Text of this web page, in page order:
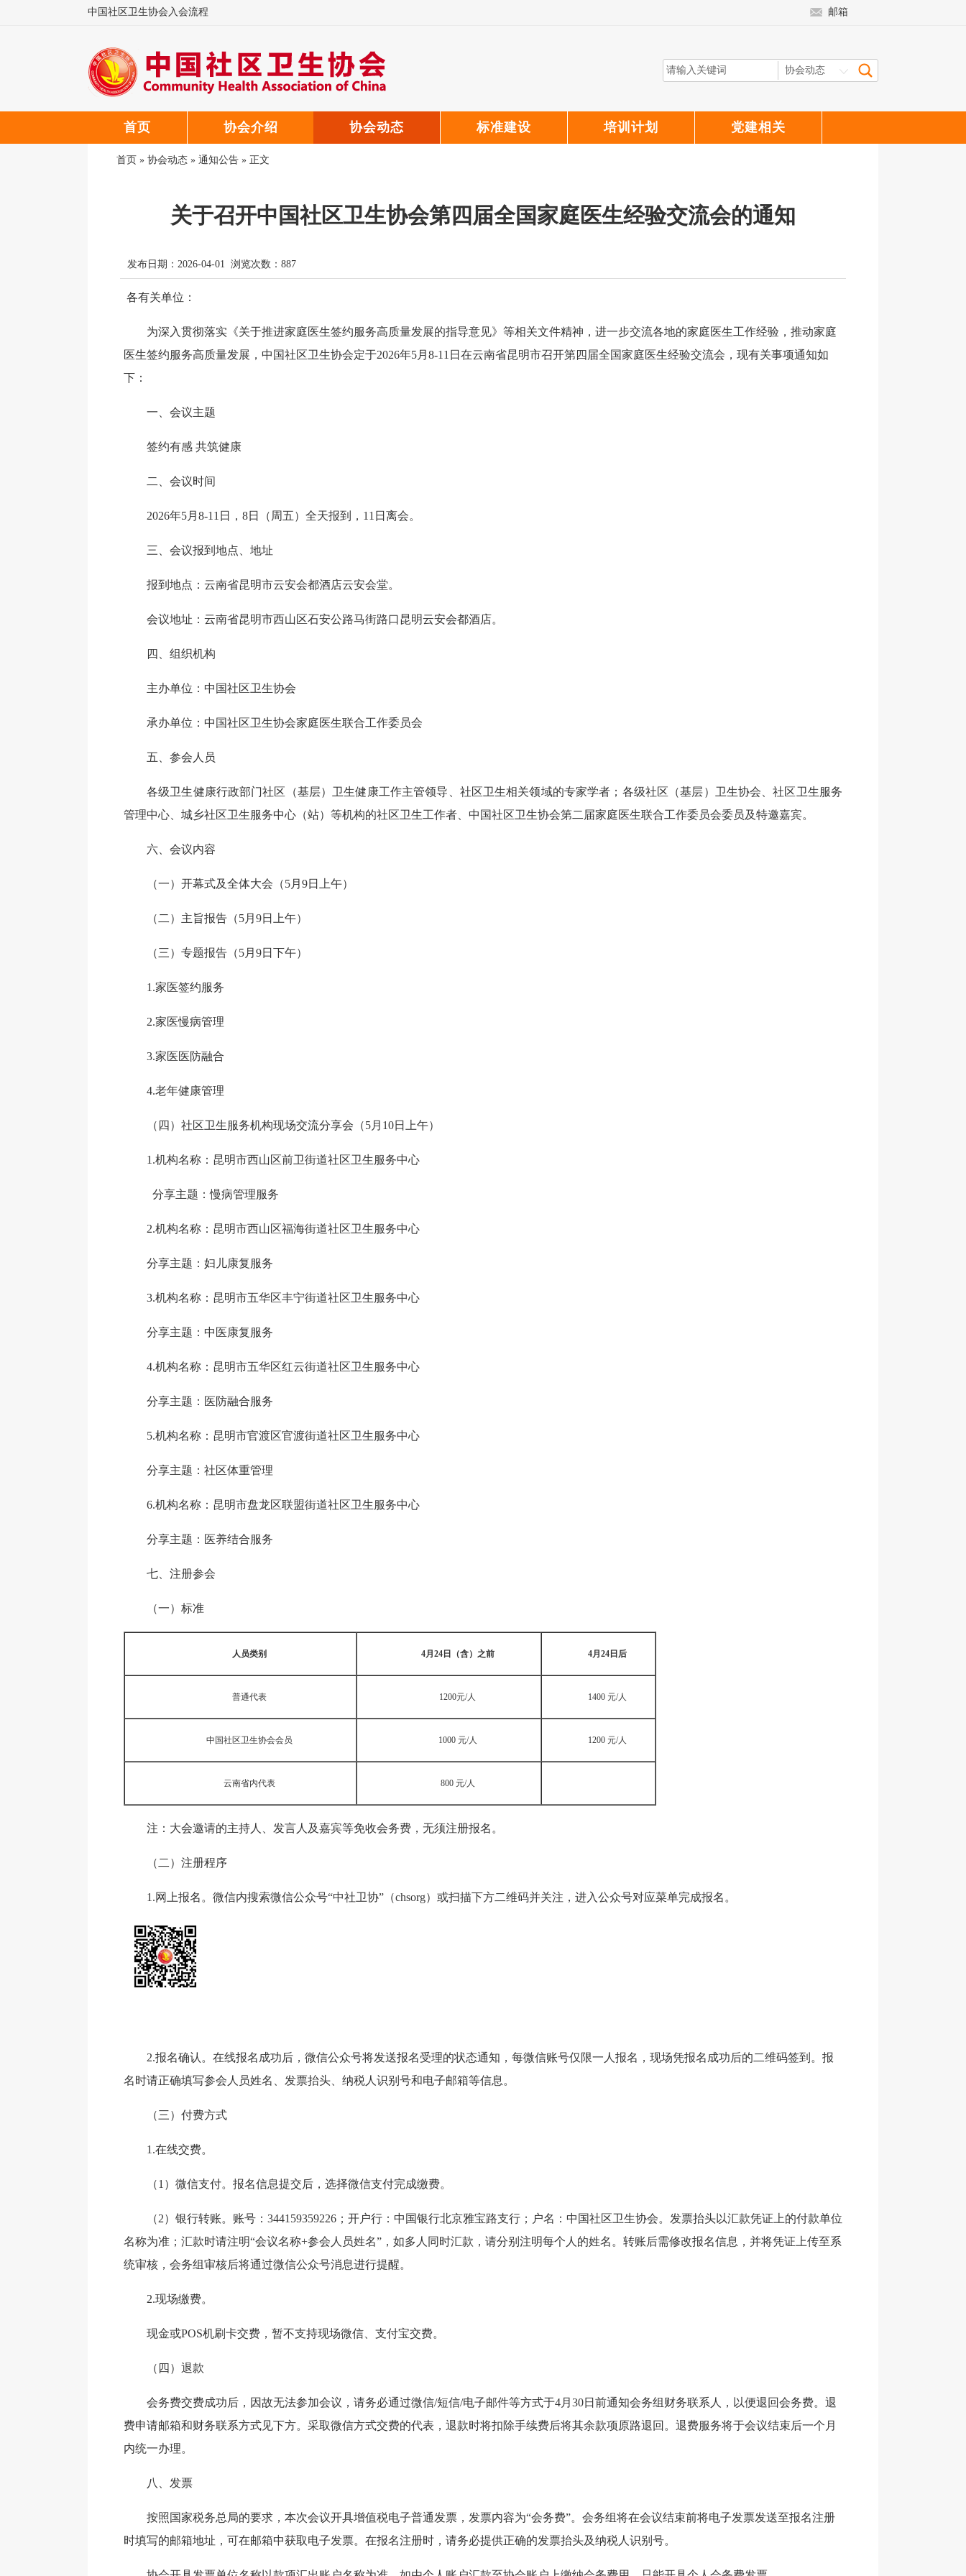
中国社区卫生协会入会流程
邮箱
首页 协会介绍 协会动态 标准建设 培训计划 党建相关
首页 » 协会动态 » 通知公告 » 正文
关于召开中国社区卫生协会第四届全国家庭医生经验交流会的通知
发布日期：2026-04-01 浏览次数： 887
各有关单位：
为深入贯彻落实《关于推进家庭医生签约服务高质量发展的指导意见》等相关文件精神，进一步交流各地的家庭医生工作经验，推动家庭
医生签约服务高质量发展，中国社区卫生协会定于2026年5月8-11日在云南省昆明市召开第四届全国家庭医生经验交流会，现有关事项通知如
下：
一、会议主题
签约有感 共筑健康
二、会议时间
2026年5月8-11日，8日（周五）全天报到，11日离会。
三、会议报到地点、地址
报到地点：云南省昆明市云安会都酒店云安会堂。
会议地址：云南省昆明市西山区石安公路马街路口昆明云安会都酒店。
四、组织机构
主办单位：中国社区卫生协会
承办单位：中国社区卫生协会家庭医生联合工作委员会
五、参会人员
各级卫生健康行政部门社区（基层）卫生健康工作主管领导、社区卫生相关领域的专家学者；各级社区（基层）卫生协会、社区卫生服务
管理中心、城乡社区卫生服务中心（站）等机构的社区卫生工作者、中国社区卫生协会第二届家庭医生联合工作委员会委员及特邀嘉宾。
六、会议内容
（一）开幕式及全体大会（5月9日上午）
（二）主旨报告（5月9日上午）
（三）专题报告（5月9日下午）
1.家医签约服务
2.家医慢病管理
3.家医医防融合
4.老年健康管理
（四）社区卫生服务机构现场交流分享会（5月10日上午）
1.机构名称：昆明市西山区前卫街道社区卫生服务中心
分享主题：慢病管理服务
2.机构名称：昆明市西山区福海街道社区卫生服务中心
分享主题：妇儿康复服务
3.机构名称：昆明市五华区丰宁街道社区卫生服务中心
分享主题：中医康复服务
4.机构名称：昆明市五华区红云街道社区卫生服务中心
分享主题：医防融合服务
5.机构名称：昆明市官渡区官渡街道社区卫生服务中心
分享主题：社区体重管理
6.机构名称：昆明市盘龙区联盟街道社区卫生服务中心
分享主题：医养结合服务
七、注册参会
（一）标准
人员类别 4月 24日（含）之前 4月 24日后
普通代表 1200元/人 1400 元/人
中国社区卫生协会会员 1000 元/人 1200 元/人
云南省内代表 800 元/人
注：大会邀请的主持人、发言人及嘉宾等免收会务费，无须注册报名。
（二）注册程序
1.网上报名。微信内搜索微信公众号“中社卫协”（chsorg）或扫描下方二维码并关注，进入公众号对应菜单完成报名。
2.报名确认。在线报名成功后，微信公众号将发送报名受理的状态通知，每微信账号仅限一人报名，现场凭报名成功后的二维码签到。报
名时请正确填写参会人员姓名、发票抬头、纳税人识别号和电子邮箱等信息。
（三）付费方式
1.在线交费。
（1）微信支付。报名信息提交后，选择微信支付完成缴费。
（2）银行转账。账号：344159359226；开户行：中国银行北京雅宝路支行；户名：中国社区卫生协会。发票抬头以汇款凭证上的付款单位
名称为准；汇款时请注明“会议名称+参会人员姓名”，如多人同时汇款，请分别注明每个人的姓名。转账后需修改报名信息，并将凭证上传至系
统审核，会务组审核后将通过微信公众号消息进行提醒。
2.现场缴费。
现金或POS机刷卡交费，暂不支持现场微信、支付宝交费。
（四）退款
会务费交费成功后，因故无法参加会议，请务必通过微信/短信/电子邮件等方式于4月30日前通知会务组财务联系人，以便退回会务费。退
费申请邮箱和财务联系方式见下方。采取微信方式交费的代表，退款时将扣除手续费后将其余款项原路退回。退费服务将于会议结束后一个月
内统一办理。
八、发票
按照国家税务总局的要求，本次会议开具增值税电子普通发票，发票内容为“会务费”。会务组将在会议结束前将电子发票发送至报名注册
时填写的邮箱地址，可在邮箱中获取电子发票。在报名注册时，请务必提供正确的发票抬头及纳税人识别号。